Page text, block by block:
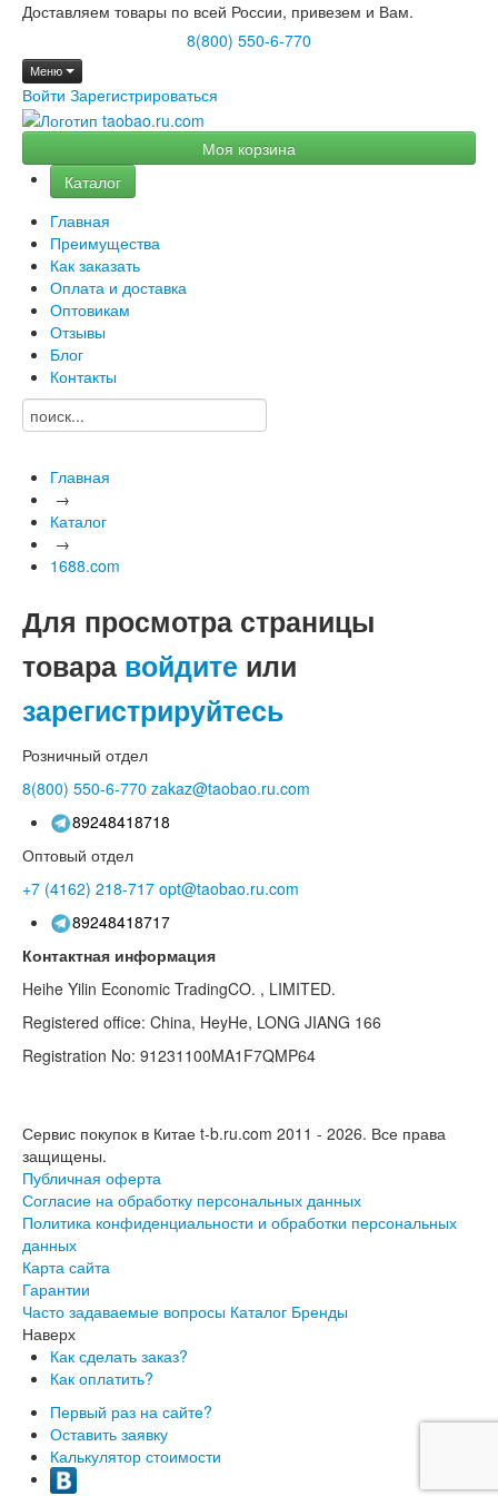
Доставляем товары по всей России, привезем и Вам.
8(800) 550-6-770
Меню
Войти Зарегистрироваться
Моя корзина
Каталог
Главная
Преимущества
Как заказать
Оплата и доставка
Оптовикам
Отзывы
Блог
Контакты
Главная
→
Каталог
→
1688.com
Для просмотра страницы
товара войдите или
зарегистрируйтесь
Розничный отдел
8(800) 550-6-770 zakaz@taobao.ru.com
89248418718
Оптовый отдел
+7 (4162) 218-717 opt@taobao.ru.com
89248418717
Контактная информация
Heihe Yilin Economic TradingCO. , LIMITED.
Registered office: China, HeyHe, LONG JIANG 166
Registration No: 91231100MA1F7QMP64
Сервис покупок в Китае t-b.ru.com 2011 - 2026. Все права
защищены.
Публичная оферта
Согласие на обработку персональных данных
Политика конфиденциальности и обработки персональных
данных
Карта сайта
Гарантии
Часто задаваемые вопросы Каталог Бренды
Наверх
Как сделать заказ?
Как оплатить?
Первый раз на сайте?
Оставить заявку
Калькулятор стоимости